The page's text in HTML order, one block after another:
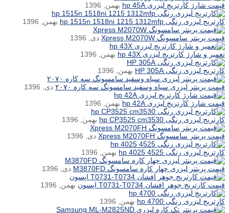
قیمت شارژ کارتریج لیزری hp 45A
بهمن, 1396
کارتریج لیزری رنگی hp 1515n 1518ni 1215 1312mfp
بهمن, 1396
قیمت پرینتر سامسونگ Xpress M2070W
دی, 1396
تعمیر و شارژ کارتریج لیزری hp 43X
بهمن, 1396
کارتریج لیزری رنگی HP 305A
بهمن, 1396
قیمت پرینتر لیزری سیاه وسفید سامسونگ سه کاره ۲۰۷۰
دی, 1396
قیمت شارژ کارتریج لیزری hp 42A
بهمن, 1396
کارتریج لیزری رنگی hp CP3525 cm3530
بهمن, 1396
قیمت پرینتر سامسونگ Xpress M2070FH
دی, 1396
کارتریج لیزری رنگی hp 4025 4525
بهمن, 1396
قیمت پرینتر لیزری چهار کاره سامسونگ M3870FD
دی, 1396
قیمت کارتریج جوهر افشان T0731-T0734 اپسون
بهمن, 1396
کارتریج لیزری رنگی hp 4700
بهمن, 1396